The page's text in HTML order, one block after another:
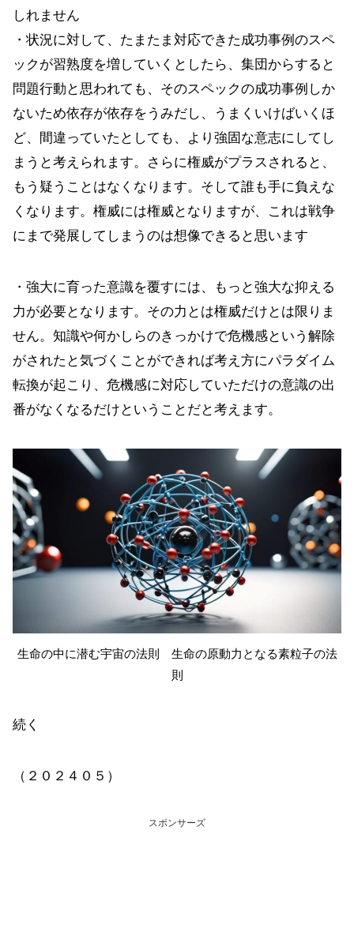
しれません
・状況に対して、たまたま対応できた成功事例のスペ
ックが習熟度を増していくとしたら、集団からすると
問題行動と思われても、そのスペックの成功事例しか
ないため依存が依存をうみだし、うまくいけばいくほ
ど、間違っていたとしても、より強固な意志にしてし
まうと考えられます。さらに権威がプラスされると、
もう疑うことはなくなります。そして誰も手に負えな
くなります。権威には権威となりますが、これは戦争
にまで発展してしまうのは想像できると思います
・強大に育った意識を覆すには、もっと強大な抑える
力が必要となります。その力とは権威だけとは限りま
せん。知識や何かしらのきっかけで危機感という解除
がされたと気づくことができれば考え方にパラダイム
転換が起こり、危機感に対応していただけの意識の出
番がなくなるだけということだと考えます。
生命の中に潜む宇宙の法則 生命の原動力となる素粒子の法
則
続く
（２０２４０５）
スポンサーズ